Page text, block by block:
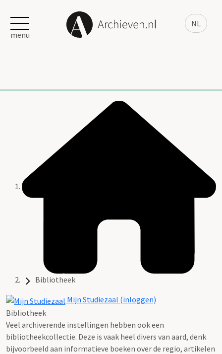
NL
menu
Bibliotheek
Mijn Studiezaal (inloggen)
Bibliotheek
Veel archiverende instellingen hebben ook een
bibliotheekcollectie. Deze is vaak heel divers van aard, denk
bijvoorbeeld aan informatieve boeken over de regio, artikelen